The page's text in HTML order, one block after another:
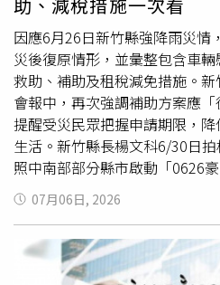
因應6月26日新竹縣強降雨災情
災後復原情形，並彙整包含車
救助、補助及租稅減免措施。
會報中，再次強調補助方案應
提醒受災民眾把握申請期限，
生活。新竹縣長楊文科6/30日
照中南部部分縣市啟動「0626
畫」，他表示，車輛是許多通
具，面對突如其來的天災致使
受。為了陪伴縣民共渡難關，
的慣例，在兼顧財政紀律與社
水災受損車輛簽報專案慰助，
07月06日, 2026